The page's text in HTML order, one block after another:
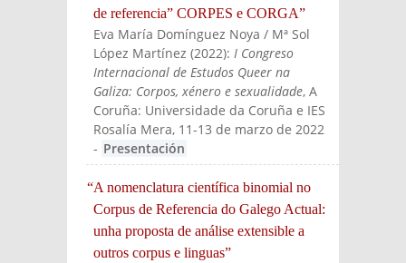
de referencia” CORPES e CORGA”
Eva María Domínguez Noya / Mª Sol
López Martínez(2022): I Congreso
Internacional de Estudos Queer na
Galiza: Corpos, xénero e sexualidade, A
Coruña: Universidade da Coruña e IES
Rosalía Mera, 11-13 de marzo de 2022
- Presentación
“A nomenclatura científica binomial no
Corpus de Referencia do Galego Actual:
unha proposta de análise extensible a
outros corpus e linguas”